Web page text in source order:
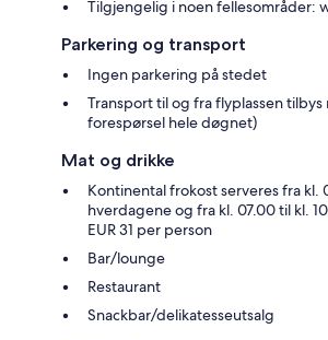
Tilgjengelig i noen fellesområder:
Parkering og transport
Ingen parkering på stedet
Transport til og fra flyplassen
forespørsel hele døgnet)
Mat og drikke
Kontinental frokost serveres fra kl.
hverdagene og fra kl. 07.00 til kl.
EUR 31 per person
Bar/lounge
Restaurant
Snackbar/delikatesseutsalg